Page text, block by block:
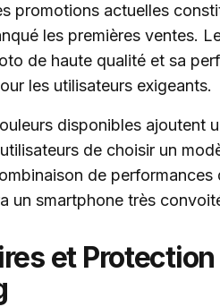
promotions actuelles
les premières ventes.
de haute qualité et sa
les utilisateurs exigeants.
disponibles ajoutent
de choisir un
de
un smartphone très
et